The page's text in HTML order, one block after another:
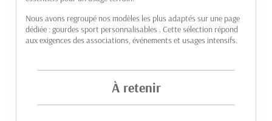
Nous avons regroupé nos modèles les plus adaptés sur une page
dédiée :gourdes sport personnalisables . Cette sélection répond
aux exigences des associations, événements et usages intensifs.
À retenir